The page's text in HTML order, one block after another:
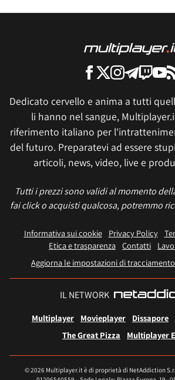
Dedicato cervello e anima a tutti
li hanno nel sangue,
riferimento italiano per
del futuro. Preparatevi ad essere
articoli, news, video, live e
Tutti i prezzi sono validi al momento
fai click o acquisti qualcosa, potremmo
Informativa sui cookie Privacy Policy
Etica e trasparenza Contatti
Aggiorna le impostazioni di
IL NETWORK
Multiplayer Movieplayer Dissapore
The Great Pizza
Multiplayer
© 2026 Multiplayer.it è di proprietà di NetAddiction S.r.l.